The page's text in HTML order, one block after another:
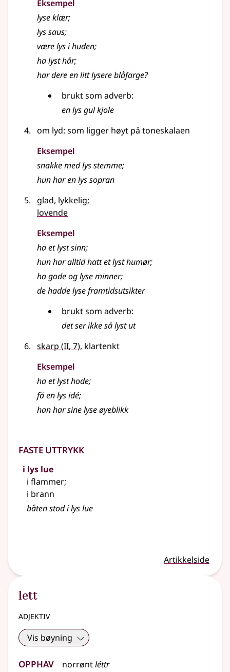
Eksempel
lyseklær;
lyssaus;
værelysi huden;
halysthår;
har dere en litt lysere blåfarge?
brukt som adverb:
enlysgul kjole
om lyd: som ligger høyt på toneskalaen
Eksempel
snakke medlysstemme;
hun har enlyssopran
glad, lykkelig;
lovende
Eksempel
ha etlystsinn;
hun har alltid hatt etlysthumør;
ha gode oglyseminner;
de haddelyseframtidsutsikter
brukt som adverb:
det ser ikke sålystut
skarp (2
II, 7), klartenkt
Eksempel
ha etlysthode;
få enlysidé;
han har sinelyseøyeblikk
Faste uttrykk
i lys lue
i flammer;
i brann
båten stod i lys lue
Artikkelside
lett
adjektiv
Vis bøyning
Opphav norrøntléttr